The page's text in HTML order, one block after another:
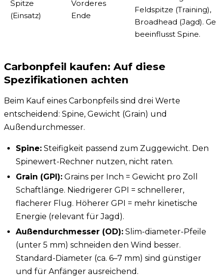
Spitze
(Einsatz)
Vorderes
Ende
Feldspitze (Training),
Broadhead (Jagd).
beeinflusst Spine.
Carbonpfeil kaufen: Auf diese
Spezifikationen achten
Beim Kauf eines Carbonpfeils sind drei Werte
entscheidend: Spine, Gewicht (Grain) und
Außendurchmesser.
Spine: Steifigkeit passend zum Zuggewicht. Den
Spinewert-Rechner nutzen, nicht raten.
Grain (GPI): Grains per Inch = Gewicht pro Zoll
Schaftlänge. Niedrigerer GPI = schnellerer,
flacherer Flug. Höherer GPI = mehr kinetische
Energie (relevant für Jagd).
Außendurchmesser (OD): Slim-diameter-Pfeile
(unter 5 mm) schneiden den Wind besser.
Standard-Diameter (ca. 6–7 mm) sind günstiger
und für Anfänger ausreichend.